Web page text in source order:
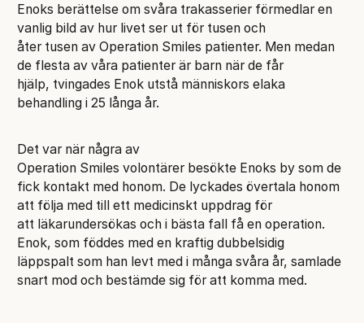
Enoks berättelse om svåra trakasserier förmedlar en
vanlig bild av hur livet ser ut för tusen och
åter tusen av Operation Smiles patienter. Men medan
de flesta av våra patienter är barn när de får
hjälp, tvingades Enok utstå människors elaka
behandling i 25 långa år.
Det var när några av
Operation Smiles volontärer besökte Enoks by som de
fick kontakt med honom. De lyckades övertala honom
att följa med till ett medicinskt uppdrag för
att läkarundersökas och i bästa fall få en operation.
Enok, som föddes med en kraftig dubbelsidig
läppspalt som han levt med i många svåra år, samlade
snart mod och bestämde sig för att komma med.